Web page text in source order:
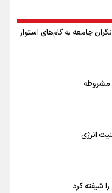
جامعه به گام‌های استوار
مشروطه
انرژی
شیفته کرد